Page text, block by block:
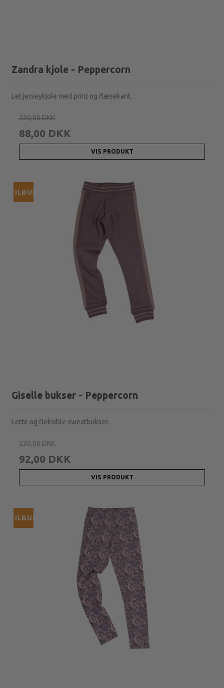
Zandra kjole - Peppercorn
Let jerseykjole med print og flæsekant.
220,00 DKK
88,00 DKK
VIS PRODUKT
TILBUD
Giselle bukser - Peppercorn
Lette og fleksible sweatbukser.
230,00 DKK
92,00 DKK
VIS PRODUKT
TILBUD